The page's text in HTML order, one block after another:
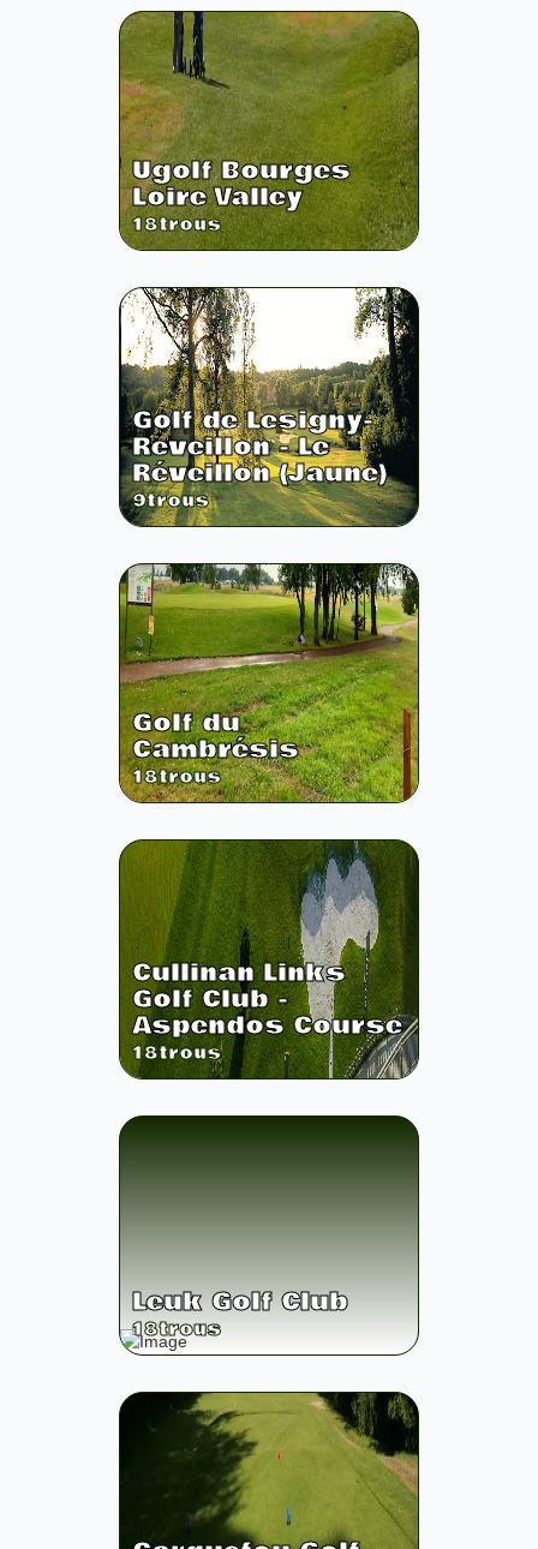
Ugolf Bourges
Loire Valley
18trous
Golf de Lesigny-
Reveillon - Le
Réveillon (Jaune)
9trous
Golf du
Cambrésis
18trous
Cullinan Links
Golf Club -
Aspendos Course
18trous
Leuk Golf Club
18trous